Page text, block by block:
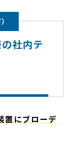
社内テ
置にブローデ